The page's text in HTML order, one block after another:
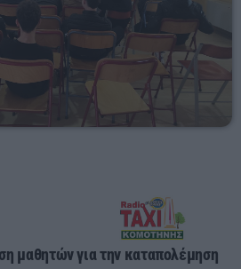
μαθητών για την καταπολέμηση